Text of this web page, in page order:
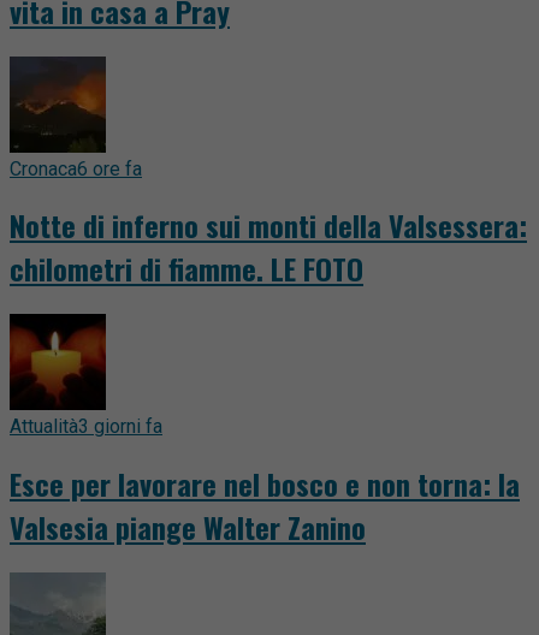
vita in casa a Pray
Cronaca6 ore fa
Notte di inferno sui monti della Valsessera:
chilometri di fiamme. LE FOTO
Attualità3 giorni fa
Esce per lavorare nel bosco e non torna: la
Valsesia piange Walter Zanino